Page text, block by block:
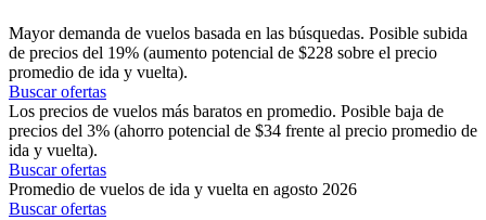
Mayor demanda de vuelos basada en las búsquedas. Posible subida
de precios del 19% (aumento potencial de $228 sobre el precio
promedio de ida y vuelta).
Buscar ofertas
Los precios de vuelos más baratos en promedio. Posible baja de
precios del 3% (ahorro potencial de $34 frente al precio promedio de
ida y vuelta).
Buscar ofertas
Promedio de vuelos de ida y vuelta en agosto 2026
Buscar ofertas